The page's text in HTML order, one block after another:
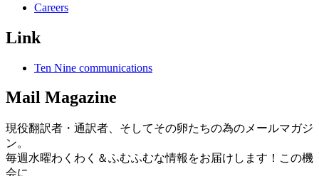
Careers
Link
Ten Nine communications
Mail Magazine
現役翻訳者・通訳者、そしてその卵たちの為のメールマガジ
ン。
毎週水曜わくわく＆ふむふむな情報をお届けします！この機
会に